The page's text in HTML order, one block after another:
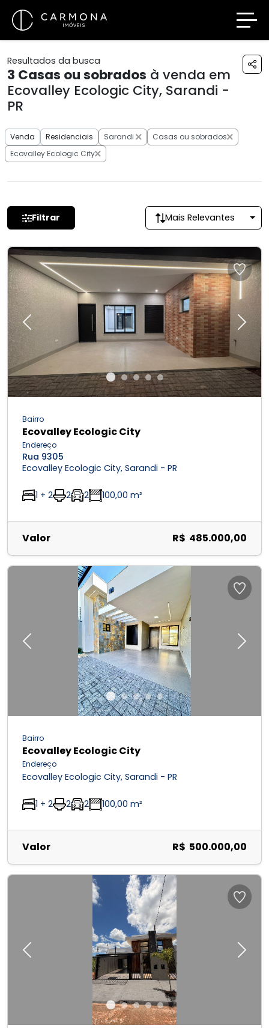
Resultados da busca
3 Casas ou sobrados à venda em
Ecovalley Ecologic City, Sarandi -
PR
Venda Residenciais Sarandi
Casas ou sobrados
Ecovalley Ecologic City
Filtrar Mais Relevantes
Previous Next
Bairro
Ecovalley Ecologic City
Endereço
Rua 9305
Ecovalley Ecologic City, Sarandi - PR
1 + 2 2 2 100,00 m²
Valor R$ 485.000,00
Previous Next
Bairro
Ecovalley Ecologic City
Endereço
Ecovalley Ecologic City, Sarandi - PR
1 + 2 2 2 100,00 m²
Valor R$ 500.000,00
Previous Next